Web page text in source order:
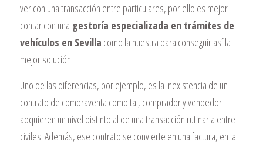
ver con una transacción entre particulares, por ello es mejor
contar con una gestoría especializada en trámites de
vehículos en Sevilla como la nuestra para conseguir así la
mejor solución.
Uno de las diferencias, por ejemplo, es la inexistencia de un
contrato de compraventa como tal, comprador y vendedor
adquieren un nivel distinto al de una transacción rutinaria entre
civiles. Además, ese contrato se convierte en una factura, en la